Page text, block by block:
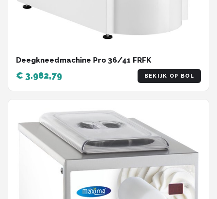
Deegkneedmachine Pro 36/41 FRFK
€ 3.982,79 BEKIJK OP BOL